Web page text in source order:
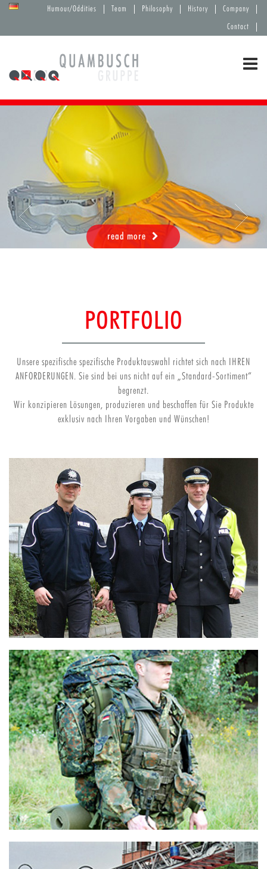
Company
History
Philosophy
Team
Humour/Oddities
Contact
read more
PORTFOLIO
Unsere spezifische spezifische Produktauswahl richtet sich nach IHREN
ANFORDERUNGEN. Sie sind bei uns nicht auf ein „Standard-Sortiment“
begrenzt.
Wir konzipieren Lösungen, produzieren und beschaffen für Sie Produkte
exklusiv nach Ihren Vorgaben und Wünschen!